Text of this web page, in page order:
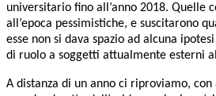
universitario fino all’anno 2018. Quelle
all’epoca pessimistiche, e suscitarono
esse non si dava spazio ad alcuna
di ruolo a soggetti attualmente esterni
A distanza di un anno ci riproviamo,